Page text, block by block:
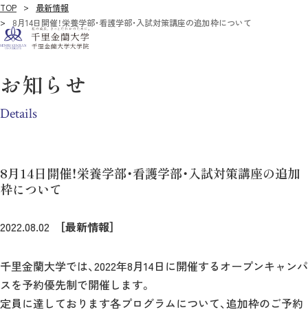
TOP
最新情報
8月14日開催！栄養学部・看護学部・入試対策講座の追加枠について
お知らせ
Details
8月14日開催！栄養学部・看護学部・入試対策講座の追加
枠について
2022.08.02 ［最新情報］
千里金蘭大学では、2022年8月14日に開催するオープンキャンパ
スを予約優先制で開催します。
定員に達しております各プログラムについて、追加枠のご予約